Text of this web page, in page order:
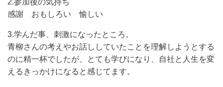
2.参加後の気持ち
感謝 おもしろい 愉しい
3.学んだ事、刺激になったところ。
青柳さんの考えやお話ししていたことを理解しようとする
のに精一杯でしたが、とても学びになり、自社と人生を変
えるきっかけになると感じてます。